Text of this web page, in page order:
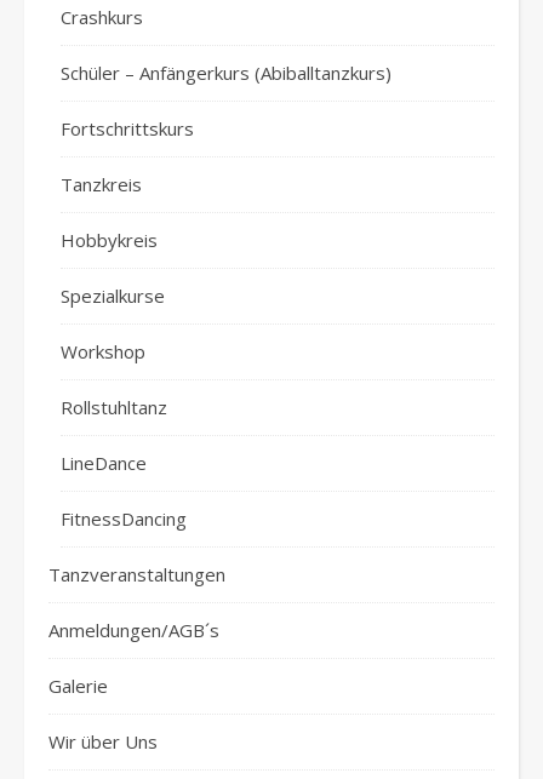
Crashkurs
Schüler – Anfängerkurs (Abiballtanzkurs)
Fortschrittskurs
Tanzkreis
Hobbykreis
Spezialkurse
Workshop
Rollstuhltanz
LineDance
FitnessDancing
Tanzveranstaltungen
Anmeldungen/AGB´s
Galerie
Wir über Uns